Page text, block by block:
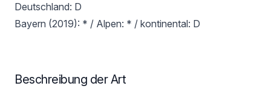
Deutschland: D
Bayern (2019): * / Alpen: * / kontinental: D
Beschreibung der Art